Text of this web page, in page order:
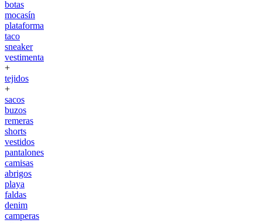
botas
mocasín
plataforma
taco
sneaker
vestimenta
+
tejidos
+
sacos
buzos
remeras
shorts
vestidos
pantalones
camisas
abrigos
playa
faldas
denim
camperas